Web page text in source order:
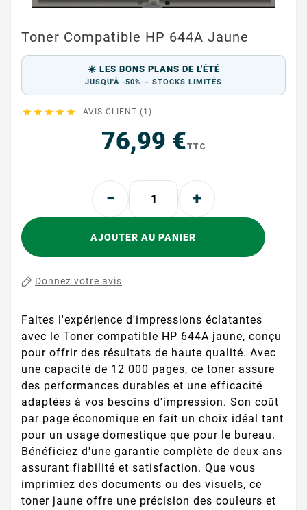
Toner Compatible HP 644A Jaune
☀️ LES BONS PLANS DE L'ÉTÉ
JUSQU'À -50% – STOCKS LIMITÉS
     AVIS CLIENT (1)
76,99 €TTC
AJOUTER AU PANIER
Donnez votre avis
Faites l'expérience d'impressions éclatantes
avec le Toner compatible HP 644A jaune, conçu
pour offrir des résultats de haute qualité. Avec
une capacité de 12 000 pages, ce toner assure
des performances durables et une efficacité
adaptées à vos besoins d'impression. Son coût
par page économique en fait un choix idéal tant
pour un usage domestique que pour le bureau.
Bénéficiez d'une garantie complète de deux ans
assurant fiabilité et satisfaction. Que vous
imprimiez des documents ou des visuels, ce
toner jaune offre une précision des couleurs et